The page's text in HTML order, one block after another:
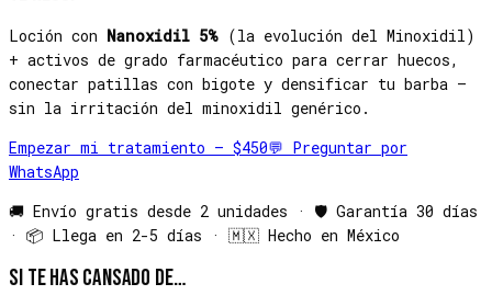
Loción con Nanoxidil 5% (la evolución del Minoxidil)
+ activos de grado farmacéutico para cerrar huecos,
conectar patillas con bigote y densificar tu barba —
sin la irritación del minoxidil genérico.
Empezar mi tratamiento — $450💬 Preguntar por
WhatsApp
🚚 Envío gratis desde 2 unidades · 🛡️ Garantía 30 días
· 📦 Llega en 2-5 días · 🇲🇽 Hecho en México
Si te has cansado de…